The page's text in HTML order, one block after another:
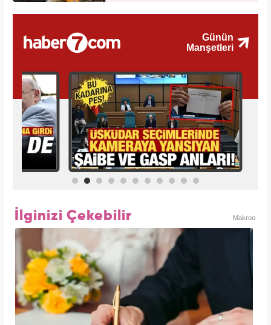
İlginizi Çekebilir Makroo